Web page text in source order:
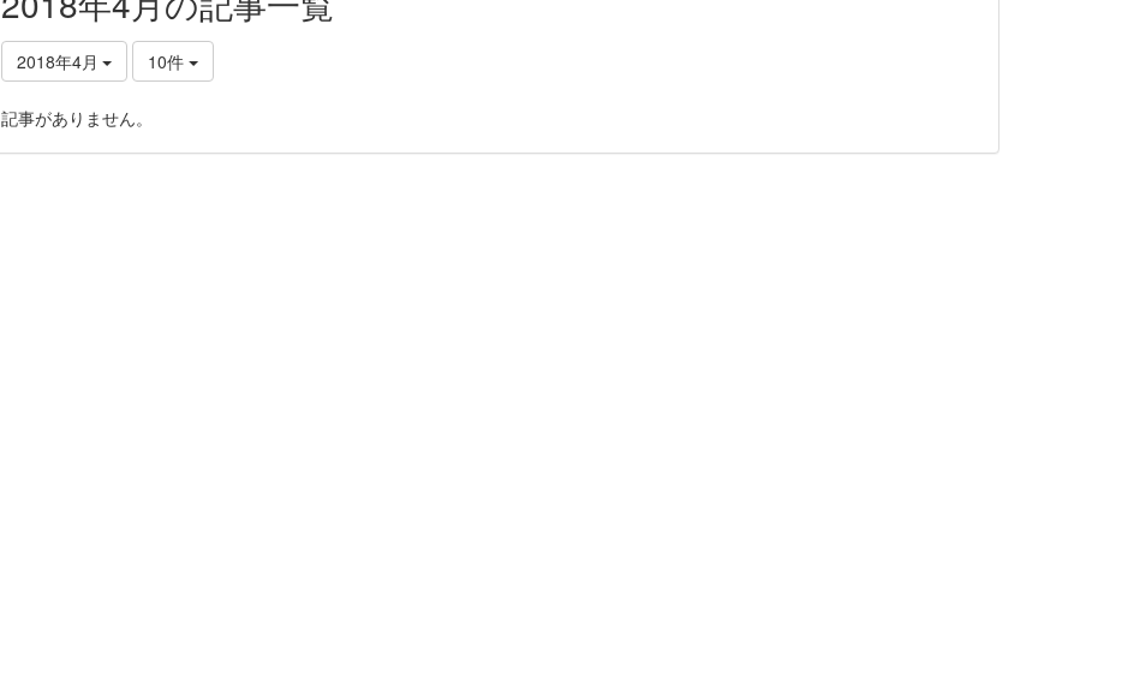
2018年4月 10件
記事がありません。